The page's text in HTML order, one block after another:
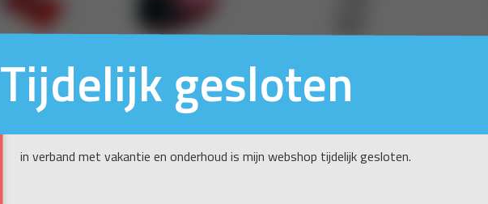
Tijdelijk gesloten
in verband met vakantie en onderhoud is mijn webshop tijdelijk gesloten.